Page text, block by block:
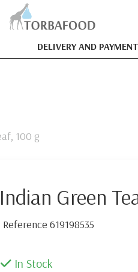
DELIVERY AND PAYMENT
100 g
Indian Green
Reference 619198535
In Stock